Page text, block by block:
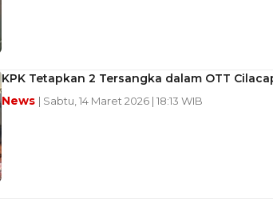
KPK Tetapkan 2 Tersangka dalam OTT
News | Sabtu, 14 Maret 2026 | 18:13 WIB